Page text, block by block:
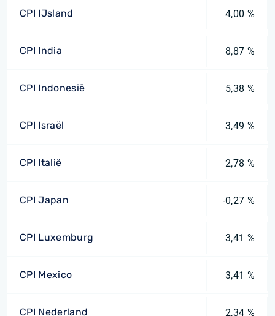
CPI IJsland 4,00 %
CPI India 8,87 %
CPI Indonesië 5,38 %
CPI Israël 3,49 %
CPI Italië 2,78 %
CPI Japan -0,27 %
CPI Luxemburg 3,41 %
CPI Mexico 3,41 %
CPI Nederland 2,34 %